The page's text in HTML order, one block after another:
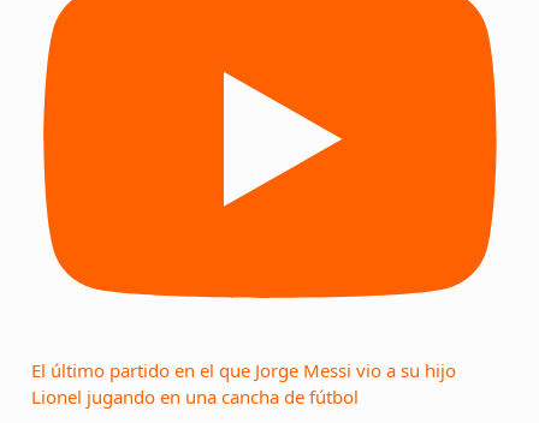
El último partido en el que Jorge Messi vio a su hijo
Lionel jugando en una cancha de fútbol